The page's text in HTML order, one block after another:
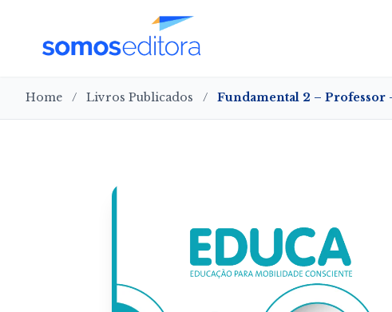
Home / Livros Publicados / Fundamental 2 – Professor